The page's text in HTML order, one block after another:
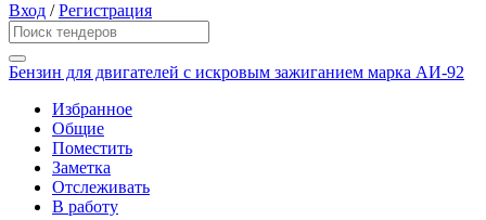
Вход /Регистрация
Бензин для двигателей с искровым зажиганием марка АИ-92
Избранное
Общие
Поместить
Заметка
Отслеживать
В работу